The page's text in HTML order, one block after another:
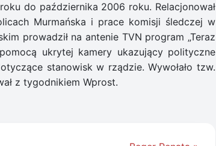
do października 2006 roku. Relacjonował
Murmańska i prace komisji śledczej w
prowadził na antenie TVN program „Teraz
ukrytej kamery ukazujący polityczne
stanowisk w rządzie. Wywołało tzw.
z tygodnikiem Wprost.